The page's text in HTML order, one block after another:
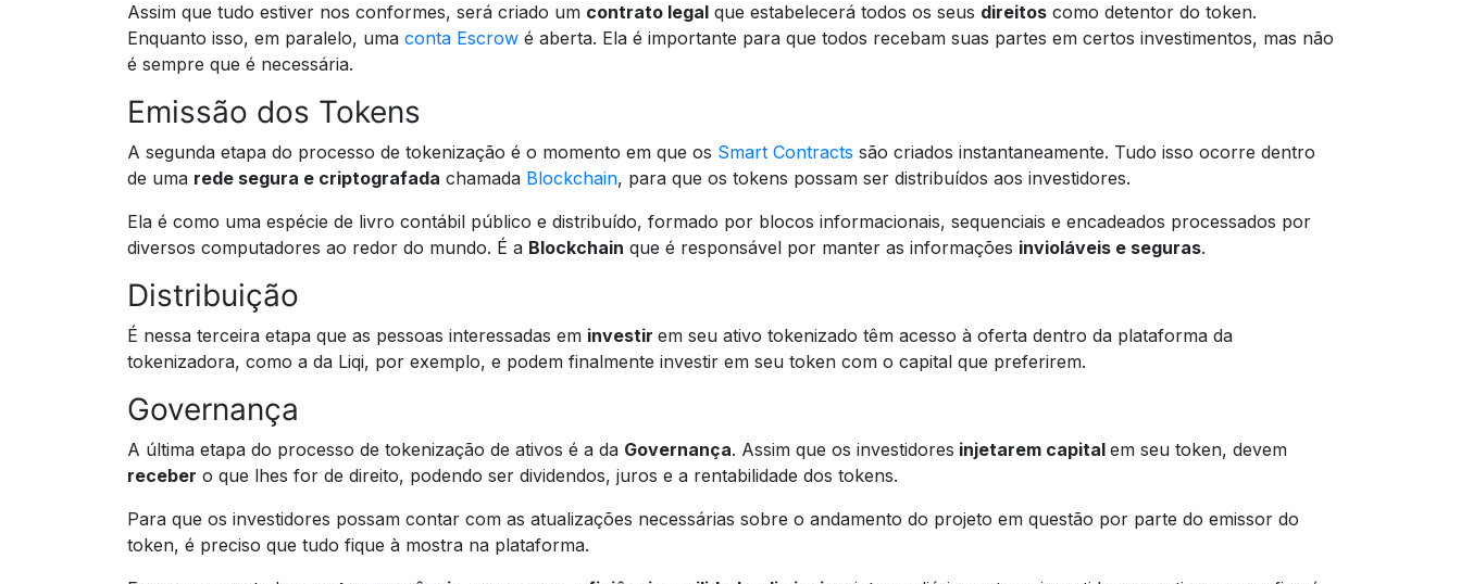
Assim que tudo estiver nos conformes, será criado um contrato legal que estabelecerá todos os seus direitos como detentor do token.
Enquanto isso, em paralelo, uma conta Escrow é aberta. Ela é importante para que todos recebam suas partes em certos investimentos, mas não
é sempre que é necessária.
Emissão dos Tokens
A segunda etapa do processo de tokenização é o momento em que os Smart Contracts são criados instantaneamente. Tudo isso ocorre dentro
de uma rede segura e criptografada chamada Blockchain, para que os tokens possam ser distribuídos aos investidores.
Ela é como uma espécie de livro contábil público e distribuído, formado por blocos informacionais, sequenciais e encadeados processados por
diversos computadores ao redor do mundo. É a Blockchain que é responsável por manter as informações invioláveis e seguras.
Distribuição
É nessa terceira etapa que as pessoas interessadas em investir em seu ativo tokenizado têm acesso à oferta dentro da plataforma da
tokenizadora, como a da Liqi, por exemplo, e podem finalmente investir em seu token com o capital que preferirem.
Governança
A última etapa do processo de tokenização de ativos é a da Governança. Assim que os investidores injetarem capital em seu token, devem
receber o que lhes for de direito, podendo ser dividendos, juros e a rentabilidade dos tokens.
Para que os investidores possam contar com as atualizações necessárias sobre o andamento do projeto em questão por parte do emissor do
token, é preciso que tudo fique à mostra na plataforma.